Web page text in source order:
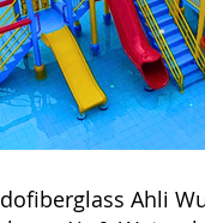
Ahli